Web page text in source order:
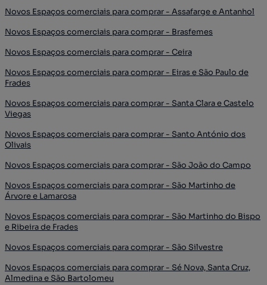
Novos Espaços comerciais para comprar - Assafarge e Antanhol
Novos Espaços comerciais para comprar - Brasfemes
Novos Espaços comerciais para comprar - Ceira
Novos Espaços comerciais para comprar - Eiras e São Paulo de
Frades
Novos Espaços comerciais para comprar - Santa Clara e Castelo
Viegas
Novos Espaços comerciais para comprar - Santo António dos
Olivais
Novos Espaços comerciais para comprar - São João do Campo
Novos Espaços comerciais para comprar - São Martinho de
Árvore e Lamarosa
Novos Espaços comerciais para comprar - São Martinho do Bispo
e Ribeira de Frades
Novos Espaços comerciais para comprar - São Silvestre
Novos Espaços comerciais para comprar - Sé Nova, Santa Cruz,
Almedina e São Bartolomeu